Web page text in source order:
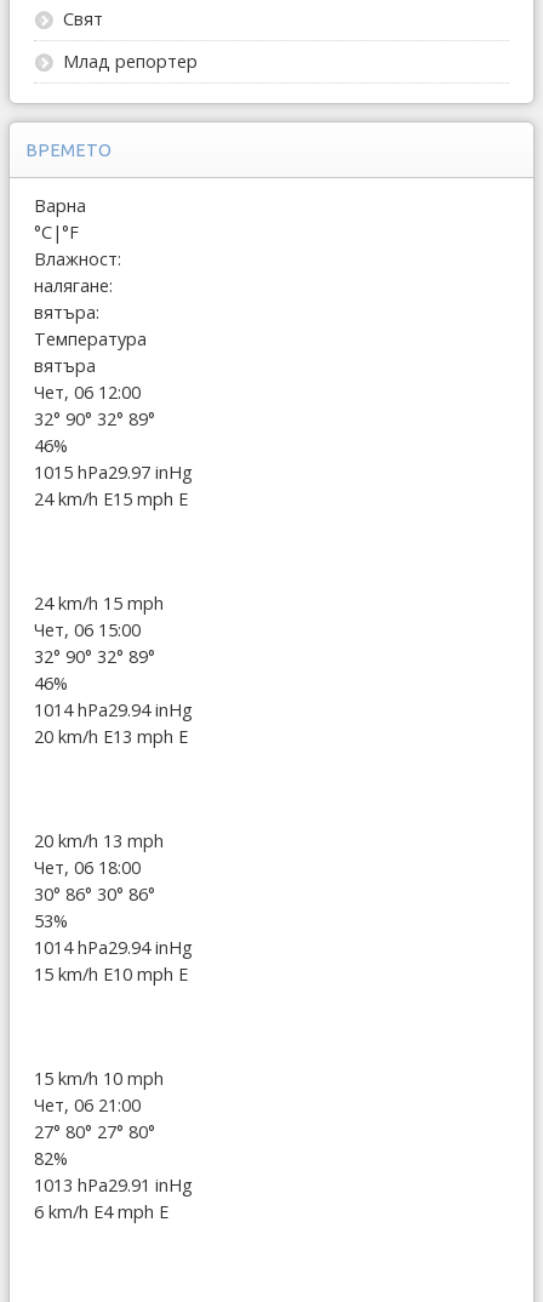
Свят
Млад репортер
ВРЕМЕТО
Варна
°C|°F
Влажност:
налягане:
вятъра:
Температура
вятъра
Чет, 06 12:00
32° 90° 32° 89°
46%
1015 hPa29.97 inHg
24 km/h E15 mph E
24 km/h 15 mph
Чет, 06 15:00
32° 90° 32° 89°
46%
1014 hPa29.94 inHg
20 km/h E13 mph E
20 km/h 13 mph
Чет, 06 18:00
30° 86° 30° 86°
53%
1014 hPa29.94 inHg
15 km/h E10 mph E
15 km/h 10 mph
Чет, 06 21:00
27° 80° 27° 80°
82%
1013 hPa29.91 inHg
6 km/h E4 mph E